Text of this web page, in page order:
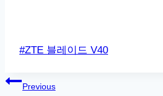
Post
#ZTE 블레이드 V40
글Previous